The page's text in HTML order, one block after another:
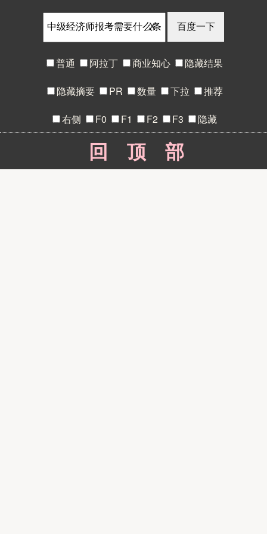
X
普通 阿拉丁 商业知心 隐藏结果
隐藏摘要 PR 数量 下拉 推荐
右侧 F0 F1 F2 F3 隐藏
回顶部